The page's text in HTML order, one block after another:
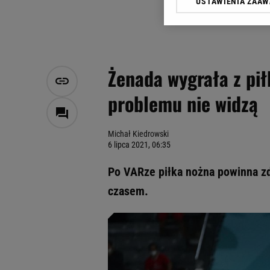
Żenada wygrała z
problemu nie widzą
Michał Kiedrowski
6 lipca 2021, 06:35
Po VARze piłka nożna powinna
czasem.
Klikając „Akceptuję”
Zaufanych Partnerów i
My, nasi Zaufani
Użycie dokładnych
Przechowywanie
badnie odbiorców i